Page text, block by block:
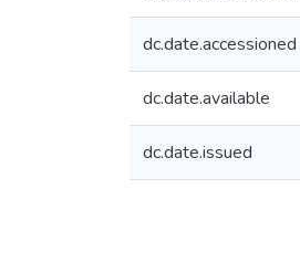
dc.date.accessioned
dc.date.available
dc.date.issued